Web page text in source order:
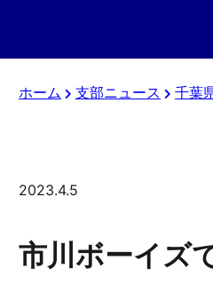
ホーム 支部ニュース 千葉
2023.4.5
市川ボーイズ